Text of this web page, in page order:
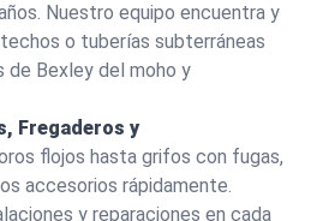
Nuestro equipo encuentra y
o tuberías subterráneas
de Bexley del moho y
Fregaderos y
flojos hasta grifos con fugas,
accesorios rápidamente.
y reparaciones en cada